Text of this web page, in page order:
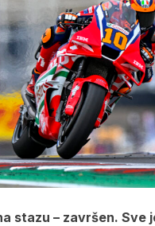
stazu – završen. Sve